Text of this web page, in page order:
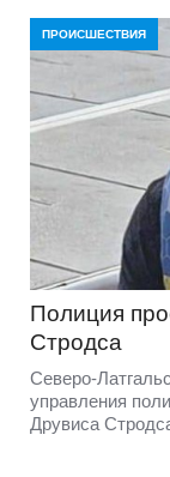
ПРОИСШЕСТВИЯ
Полиция
Стродса
Северо-
управления
Друвиса